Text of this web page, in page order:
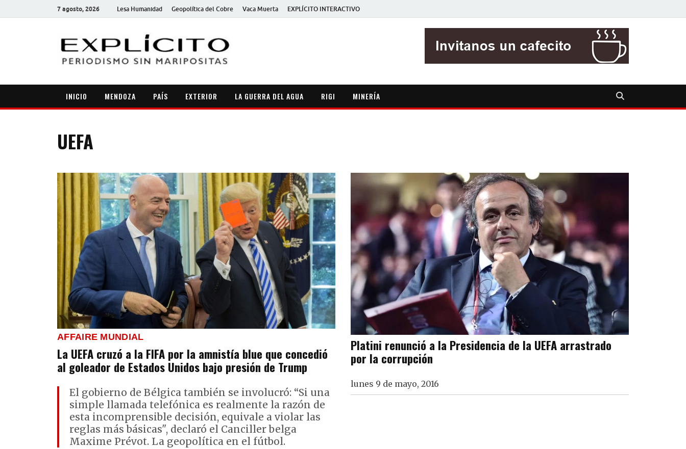
7 agosto, 2026 Lesa Humanidad Geopolítica del Cobre Vaca Muerta EXPLÍCITO INTERACTIVO
INICIO MENDOZA PAÍS EXTERIOR LA GUERRA DEL AGUA RIGI MINERÍA
UEFA
AFFAIRE MUNDIAL
La UEFA cruzó a la FIFA por la amnistía blue que concedió
al goleador de Estados Unidos bajo presión de Trump
El gobierno de Bélgica también se involucró: “Si una
simple llamada telefónica es realmente la razón de
esta incomprensible decisión, equivale a violar las
reglas más básicas", declaró el Canciller belga
Maxime Prévot. La geopolítica en el fútbol.
Platini renunció a la Presidencia de la UEFA arrastrado
por la corrupción
lunes 9 de mayo, 2016